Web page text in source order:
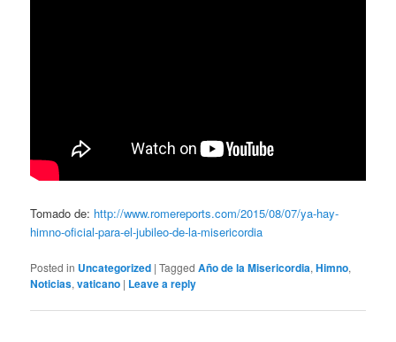
Tomado de: http://www.romereports.com/2015/08/07/ya-hay-
himno-oficial-para-el-jubileo-de-la-misericordia
Posted in Uncategorized |Tagged Año de la Misericordia,Himno,
Noticias,vaticano | Leave a reply